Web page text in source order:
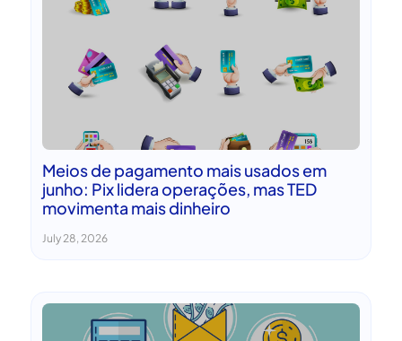
Meios de pagamento mais usados em
junho: Pix lidera operações, mas TED
movimenta mais dinheiro
July 28, 2026